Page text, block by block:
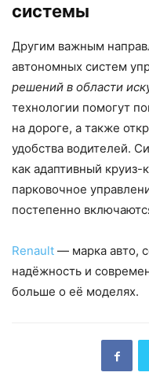
системы
Другим важным
автономных систем
решений в области
технологии помогут
на дороге, а также
удобства водителей.
как адаптивный круиз-
парковочное
постепенно
Renault — марка авто,
надёжность и
больше о её моделях.